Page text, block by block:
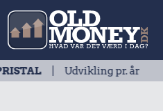
Udvikling pr. år2026: